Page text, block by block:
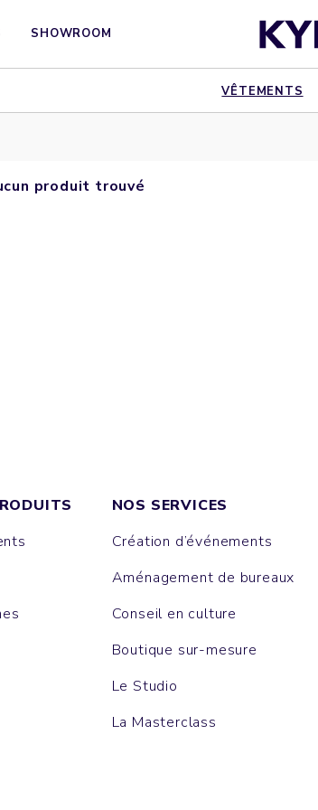
SHOWROOM
VÊTEMENTS
produit trouvé
NOS SERVICES
Création d’événements
Aménagement de bureaux
Conseil en culture
Boutique sur-mesure
Le Studio
La Masterclass